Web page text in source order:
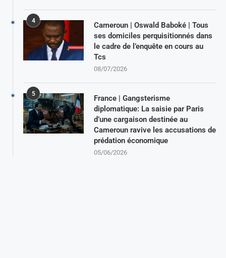
4
Cameroun | Oswald Baboké | Tous
ses domiciles perquisitionnés dans
le cadre de l’enquête en cours au
Tcs
08/07/2026
5
France | Gangsterisme
diplomatique: La saisie par Paris
d’une cargaison destinée au
Cameroun ravive les accusations de
prédation économique
05/06/2026